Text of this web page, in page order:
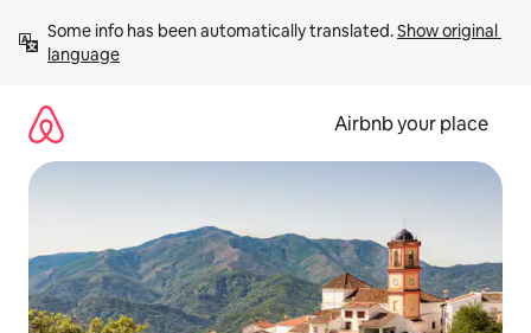
content
Some info has been automatically translated. Show original
language
Airbnb your place